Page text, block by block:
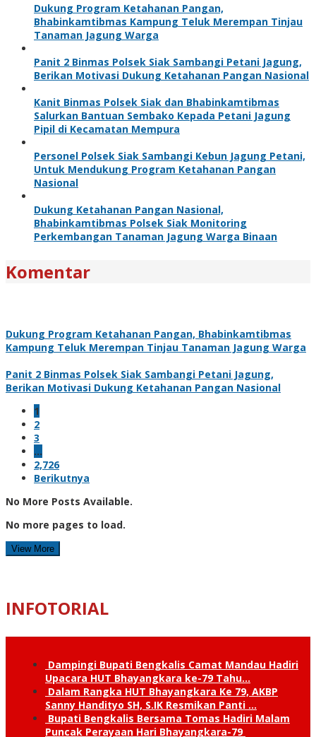
Dukung Program Ketahanan Pangan,
Bhabinkamtibmas Kampung Teluk Merempan Tinjau
Tanaman Jagung Warga
Panit 2 Binmas Polsek Siak Sambangi Petani Jagung,
Berikan Motivasi Dukung Ketahanan Pangan Nasional
Kanit Binmas Polsek Siak dan Bhabinkamtibmas
Salurkan Bantuan Sembako Kepada Petani Jagung
Pipil di Kecamatan Mempura
Personel Polsek Siak Sambangi Kebun Jagung Petani,
Untuk Mendukung Program Ketahanan Pangan
Nasional
Dukung Ketahanan Pangan Nasional,
Bhabinkamtibmas Polsek Siak Monitoring
Perkembangan Tanaman Jagung Warga Binaan
Komentar
Dukung Program Ketahanan Pangan, Bhabinkamtibmas
Kampung Teluk Merempan Tinjau Tanaman Jagung Warga
Panit 2 Binmas Polsek Siak Sambangi Petani Jagung,
Berikan Motivasi Dukung Ketahanan Pangan Nasional
1
2
3
…
2,726
Berikutnya
No More Posts Available.
No more pages to load.
View More
INFOTORIAL
Dampingi Bupati Bengkalis Camat Mandau Hadiri
Upacara HUT Bhayangkara ke-79 Tahu…
Dalam Rangka HUT Bhayangkara Ke 79, AKBP
Sanny Handityo SH, S.IK Resmikan Panti …
Bupati Bengkalis Bersama Tomas Hadiri Malam
Puncak Perayaan Hari Bhayangkara-79